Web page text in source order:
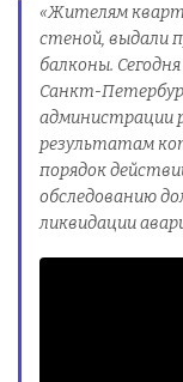
«Жителям
стеной, выдали
балконы.
Санкт-
администрации
результатам
порядок
обследованию
ликвидации